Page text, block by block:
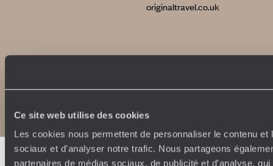
Ce site web utilise des cookies
Les cookies nous permettent de personnaliser le contenu
sociaux et d'analyser notre trafic. Nous partageons
partenaires de médias sociaux, de publicité et d'analyse,
originaltravel.co.uk
CopyrightsPlan du site
Notice légale et CGU